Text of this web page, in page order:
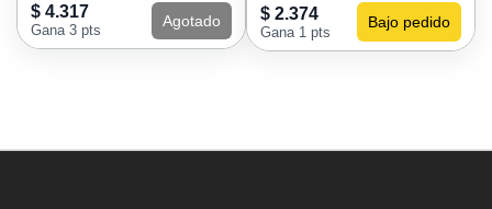
$ 4.317
Gana 3 pts
Agotado $ 2.374
Gana 1 pts
Bajo pedido